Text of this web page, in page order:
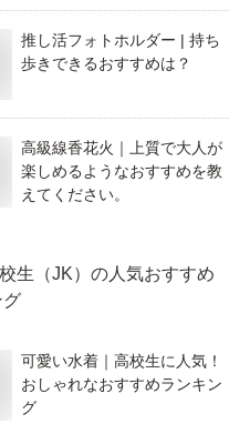
推し活フォトホルダー | 持ち
歩きできるおすすめは？
高級線香花火｜上質で大人が
楽しめるようなおすすめを教
えてください。
生（JK） の人気おすすめ
グ
可愛い水着｜高校生に人気！
おしゃれなおすすめランキン
グ